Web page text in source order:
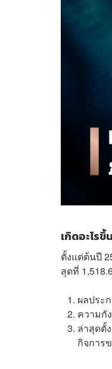
เกิดอะไรขึ้
ตั้งแต่ต้นปี
สุดที่
ผลประ
ความกั
ล่าสุดตั้
กิจการ